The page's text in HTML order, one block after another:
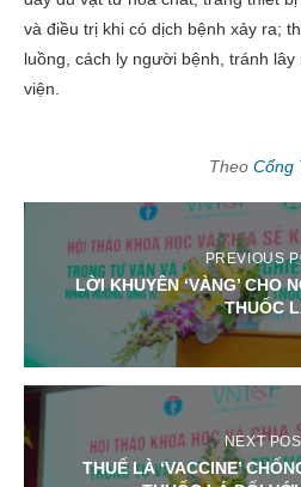
và điều trị khi có dịch bệnh xảy ra;
luồng, cách ly người bệnh, tránh
viện.
Theo Cổng
PREVIOUS
LỜI KHUYÊN ‘VÀNG’ CHO
THUỐC
NEXT
THUẾ LÀ ‘VACCINE’